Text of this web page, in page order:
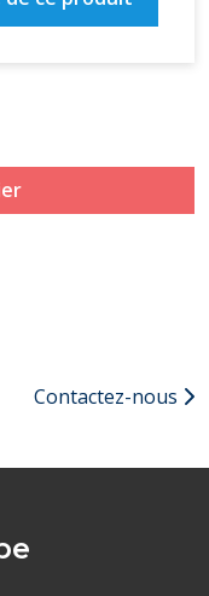
Contactez-nous